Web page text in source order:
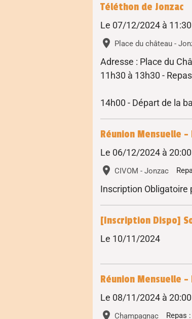
Téléthon de Jonzac
Le 07/12/2024 à 11:30
Place du château -
Adresse : Place du
11h30 à 13h30 -
14h00 - Départ de la
Réunion Mensuelle -
Le 06/12/2024 à 20:00
CIVOM - Jonzac
Inscription Obligatoire
[Inscription Dispo]
Le 10/11/2024
Réunion Mensuelle -
Le 08/11/2024 à 20:00
Champagnac Repas